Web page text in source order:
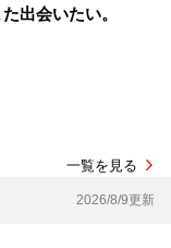
出会いたい。
一覧を見る
2026/8/9更新